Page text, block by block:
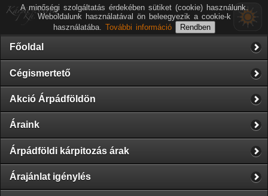
Főoldal
Cégismertető
Akció Árpádföldön
Áraink
Árpádföldi kárpitozás árak
Árajánlat igénylés
A minőségi szolgáltatás érdekében sütiket (cookie) használunk.
Weboldalunk használatával ön beleegyezik a cookie-k
használatába. További információ